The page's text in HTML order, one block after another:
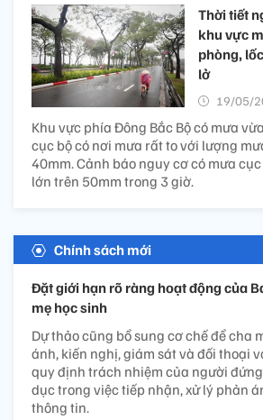
Thời tiết
khu vực
phòng,
lở
19/05/
Khu vực phía Đông Bắc Bộ có mưa
cục bộ có nơi mưa rất to với lượng
40mm. Cảnh báo nguy cơ có mưa
lớn trên 50mm trong 3 giờ.
Chính sách mới
Đặt giới hạn rõ ràng hoạt động của
mẹ học sinh
Dự thảo cũng bổ sung cơ chế để cha
ánh, kiến nghị, giám sát và đối thoại
quy định trách nhiệm của người
dục trong việc tiếp nhận, xử lý phản
thông tin.